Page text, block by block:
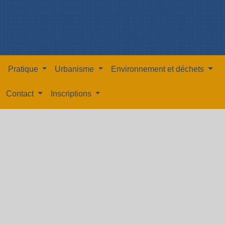
Pratique Urbanisme Environnement et déchets
Contact Inscriptions